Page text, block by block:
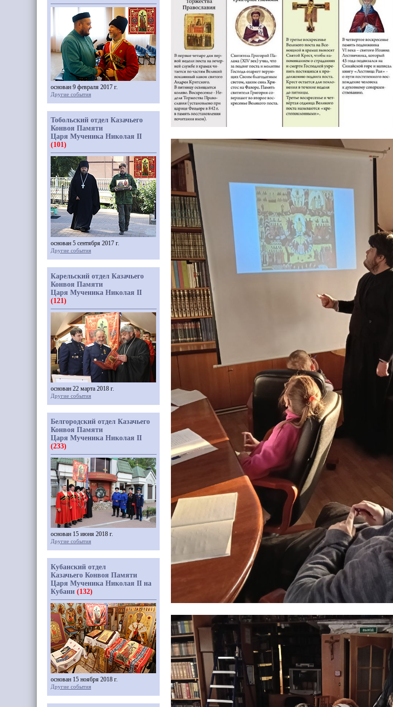
основан 9 февраля 2017 г.
Другие события
Тобольский отдел Казачьего
Конвоя Памяти
Царя Мученика Николая II
(101)
основан 5 сентября 2017 г.
Другие события
Карельский отдел Казачьего
Конвоя Памяти
Царя Мученика Николая II
(121)
основан 22 марта 2018 г.
Другие события
Белгородский отдел Казачьего
Конвоя Памяти
Царя Мученика Николая II
(233)
основан 15 июня 2018 г.
Другие события
Кубанский отдел
Казачьего Конвоя Памяти
Царя Мученика Николая II на
Кубани (132)
основан 15 ноября 2018 г.
Другие события